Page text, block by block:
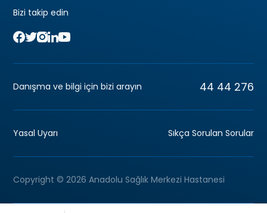
Bizi takip edin
Danışma ve bilgi için bizi arayın 44 44 276
Yasal Uyarı Sıkça Sorulan Sorular
Copyright © 2026 Anadolu Sağlık Merkezi Hastanesi